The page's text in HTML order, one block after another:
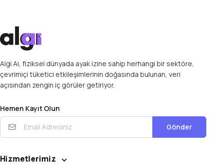
Algi Ai, fiziksel dünyada ayak izine sahip herhangi bir sektöre,
çevrimiçi tüketici etkileşimlerinin doğasında bulunan, veri
açısından zengin iç görüler getiriyor.
Hemen Kayıt Olun
Gönder
Hizmetlerimiz